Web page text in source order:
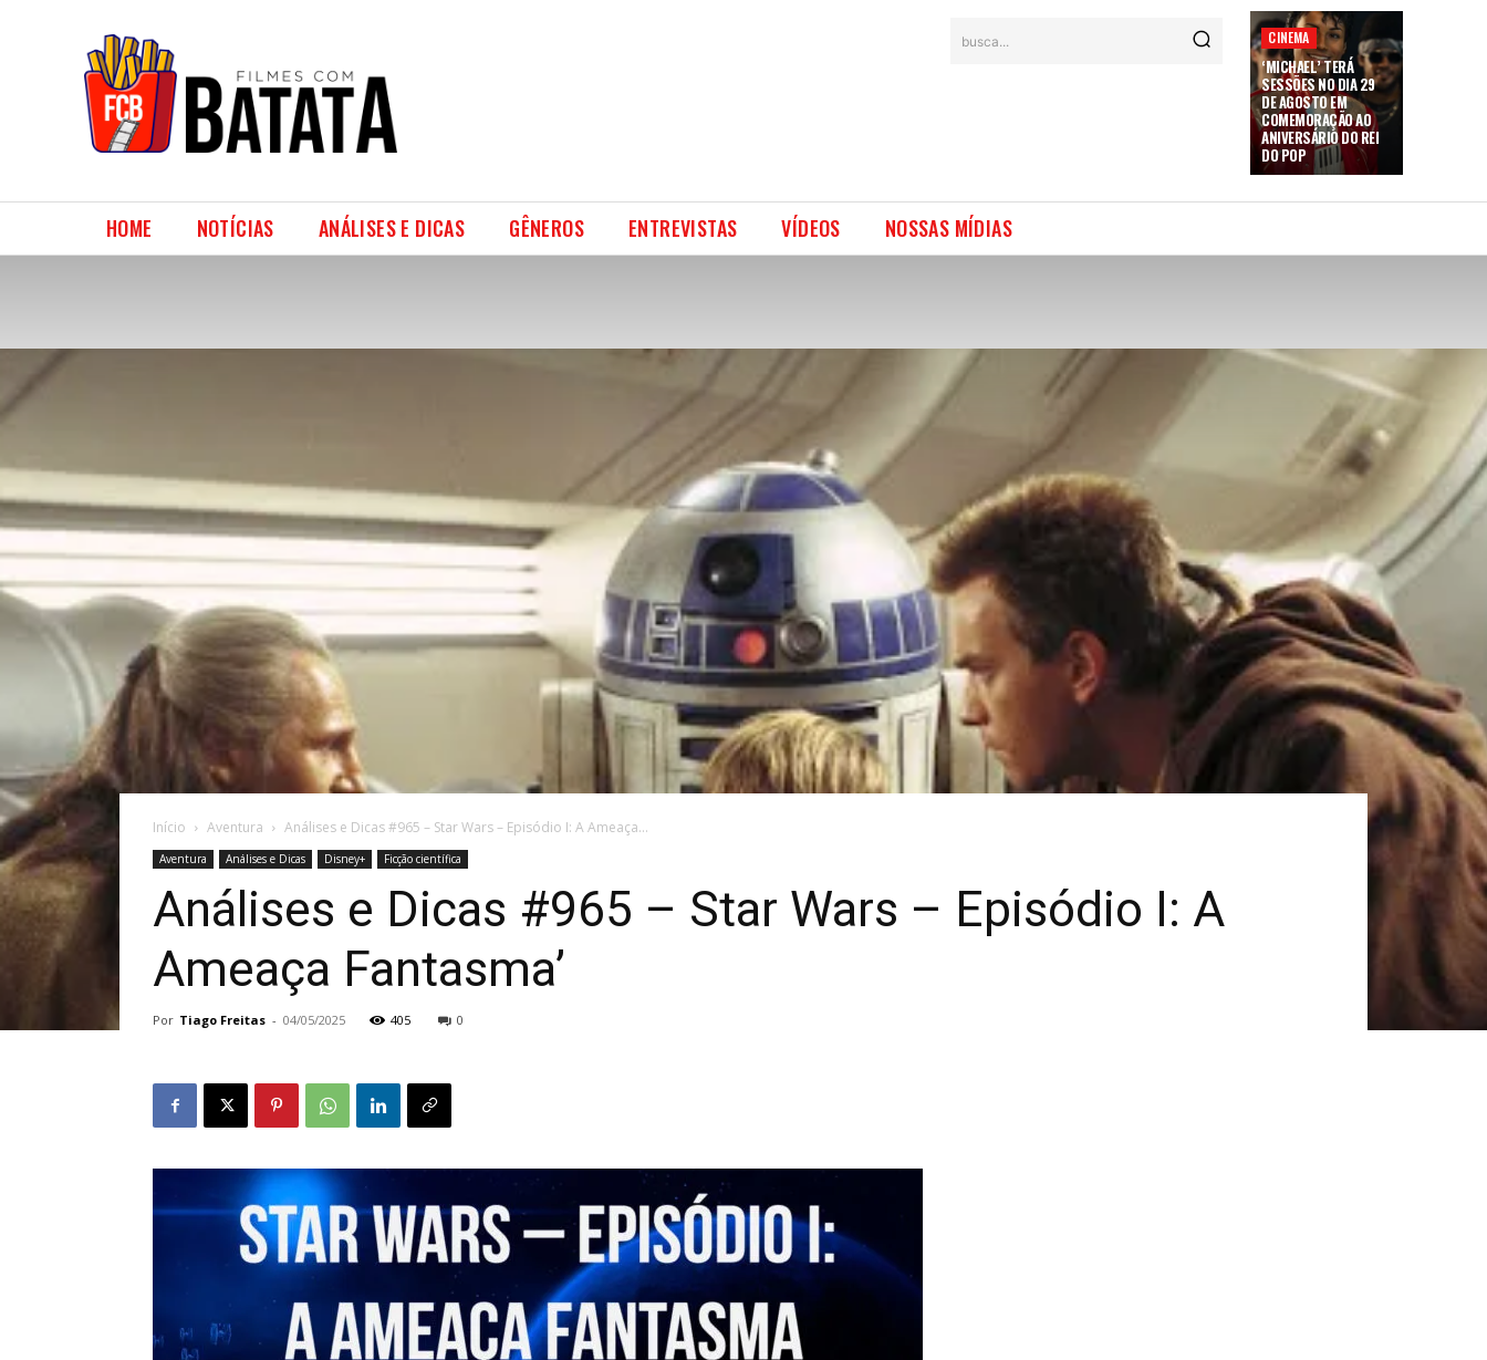
busca... CINEMA
‘MICHAEL’ TERÁ
SESSÕES NO DIA 29
DE AGOSTO EM
COMEMORAÇÃO AO
ANIVERSÁRIO DO REI
DO POP
HOME NOTÍCIAS ANÁLISES E DICAS GÊNEROS ENTREVISTAS VÍDEOS NOSSAS MÍDIAS
Início Aventura Análises e Dicas #965 – Star Wars – Episódio I: A Ameaça...
Aventura Análises e Dicas Disney+ Ficção científica
Análises e Dicas #965 – Star Wars – Episódio I: A
Ameaça Fantasma’
Por Tiago Freitas - 04/05/2025 405 0